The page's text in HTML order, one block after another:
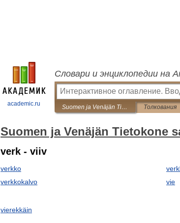
academic.ru
Словари и энциклопедии на
Suomen ja Venäjän Tietokone sanakirja Толкования
Suomen ja Venäjän Tietokone
verk - viiv
verkko
verkkokalvo
vie
vierekkäin